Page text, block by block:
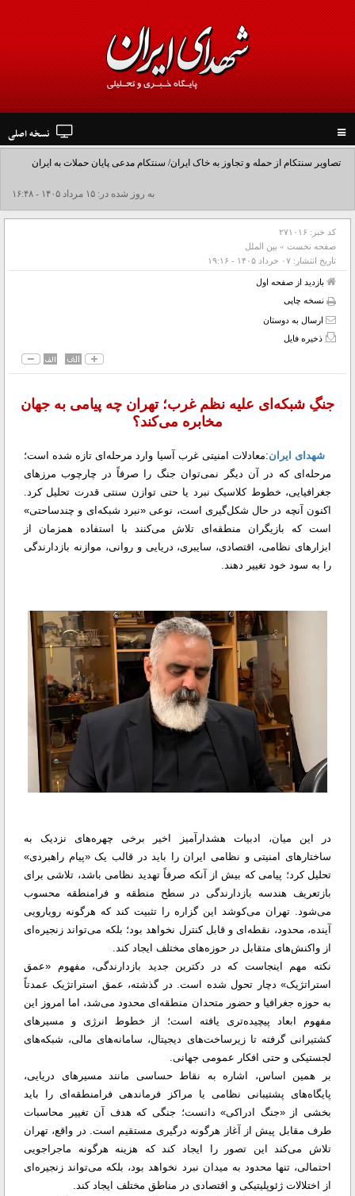
navigation
نسخه اصلی
تصاویر سنتکام از حمله و تجاوز به خاک ایران/ سنتکام مدعی پایان حملات به ایران
شد+فیلم به روز شده در: ۱۵ مرداد ۱۴۰۵ - ۱۶:۴۸
کد خبر: ۲۷۱۰۱۶
صفحه نخست » بین الملل
تاریخ انتشار: ۰۷ خرداد ۱۴۰۵ - ۱۹:۱۶
بازدید از صفحه اول
نسخه چاپی
ارسال به دوستان
ذخیره فایل
جنگِ شبکه‌ای علیه نظم غرب؛ تهران چه پیامی به جهان
مخابره می‌کند؟
شهدای ایران:معادلات امنیتی غرب آسیا وارد مرحله‌ای تازه شده است؛
مرحله‌ای که در آن دیگر نمی‌توان جنگ را صرفاً در چارچوب مرزهای
جغرافیایی، خطوط کلاسیک نبرد یا حتی توازن سنتی قدرت تحلیل کرد.
اکنون آنچه در حال شکل‌گیری است، نوعی «نبرد شبکه‌ای و چندساحتی»
است که بازیگران منطقه‌ای تلاش می‌کنند با استفاده همزمان از
ابزارهای نظامی، اقتصادی، سایبری، دریایی و روانی، موازنه بازدارندگی
را به سود خود تغییر دهند.
در این میان، ادبیات هشدارآمیز اخیر برخی چهره‌های نزدیک به
ساختارهای امنیتی و نظامی ایران را باید در قالب یک «پیام راهبردی»
تحلیل کرد؛ پیامی که بیش از آنکه صرفاً تهدید نظامی باشد، تلاشی برای
بازتعریف هندسه بازدارندگی در سطح منطقه و فرامنطقه محسوب
می‌شود. تهران می‌کوشد این گزاره را تثبیت کند که هرگونه رویارویی
آینده، محدود، نقطه‌ای و قابل کنترل نخواهد بود؛ بلکه می‌تواند زنجیره‌ای
از واکنش‌های متقابل در حوزه‌های مختلف ایجاد کند.
نکته مهم اینجاست که در دکترین جدید بازدارندگی، مفهوم «عمق
استراتژیک» دچار تحول شده است. در گذشته، عمق استراتژیک عمدتاً
به حوزه جغرافیا و حضور متحدان منطقه‌ای محدود می‌شد، اما امروز این
مفهوم ابعاد پیچیده‌تری یافته است؛ از خطوط انرژی و مسیرهای
کشتیرانی گرفته تا زیرساخت‌های دیجیتال، سامانه‌های مالی، شبکه‌های
لجستیکی و حتی افکار عمومی جهانی.
بر همین اساس، اشاره به نقاط حساسی مانند مسیرهای دریایی،
پایگاه‌های پشتیبانی نظامی یا مراکز فرماندهی فرامنطقه‌ای را باید
بخشی از «جنگ ادراکی» دانست؛ جنگی که هدف آن تغییر محاسبات
طرف مقابل پیش از آغاز هرگونه درگیری مستقیم است. در واقع، تهران
تلاش می‌کند این تصور را ایجاد کند که هزینه هرگونه ماجراجویی
احتمالی، تنها محدود به میدان نبرد نخواهد بود، بلکه می‌تواند زنجیره‌ای
از اختلالات ژئوپلیتیکی و اقتصادی در مناطق مختلف ایجاد کند.